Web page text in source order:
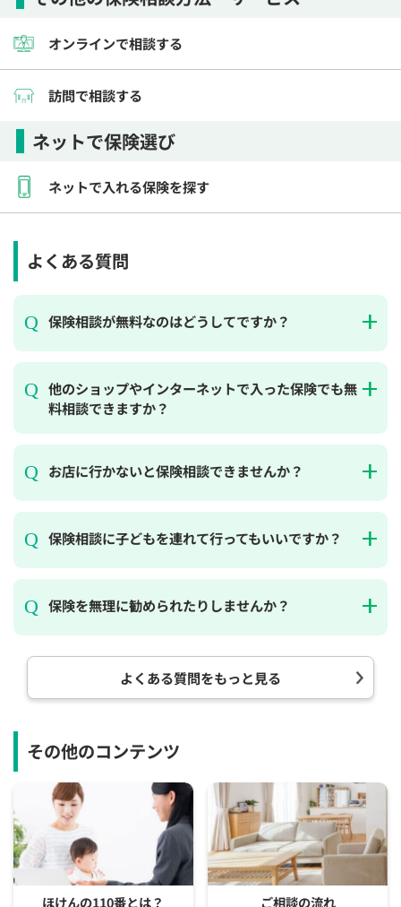
0120-987-110
※受付時間外にご予約をいただいた場合は、
オンラインで相談する
訪問で相談する
ネットで保険選び
ネットで入れる保険を探す
よくある質問
保険相談が無料なのはどうしてですか？
他のショップやインターネットで入った保険でも無
料相談できますか？
お店に行かないと保険相談できませんか？
保険相談に子どもを連れて行ってもいいですか？
保険を無理に勧められたりしませんか？
よくある質問をもっと見る
その他のコンテンツ
ほけんの110番とは？ ご相談の流れ